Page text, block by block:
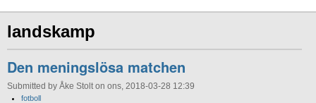
landskamp
Den meningslösa matchen
Submitted by Åke Stolt on ons, 2018-03-28 12:39
fotboll